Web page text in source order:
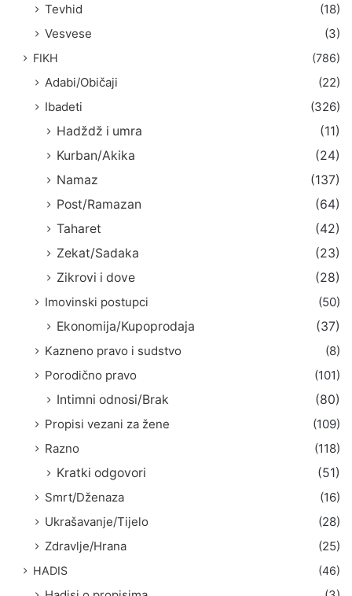
Tevhid
(18)
Vesvese
(3)
FIKH (786)
Adabi/Običaji
(22)
Ibadeti
(326)
Hadždž i umra
(11)
Kurban/Akika
(24)
Namaz
(137)
Post/Ramazan
(64)
Taharet
(42)
Zekat/Sadaka
(23)
Zikrovi i dove
(28)
Imovinski postupci
(50)
Ekonomija/Kupoprodaja
(37)
Kazneno pravo i sudstvo
(8)
Porodično pravo
(101)
Intimni odnosi/Brak
(80)
Propisi vezani za žene
(109)
Razno
(118)
Kratki odgovori
(51)
Smrt/Dženaza
(16)
Ukrašavanje/Tijelo
(28)
Zdravlje/Hrana
(25)
HADIS (46)